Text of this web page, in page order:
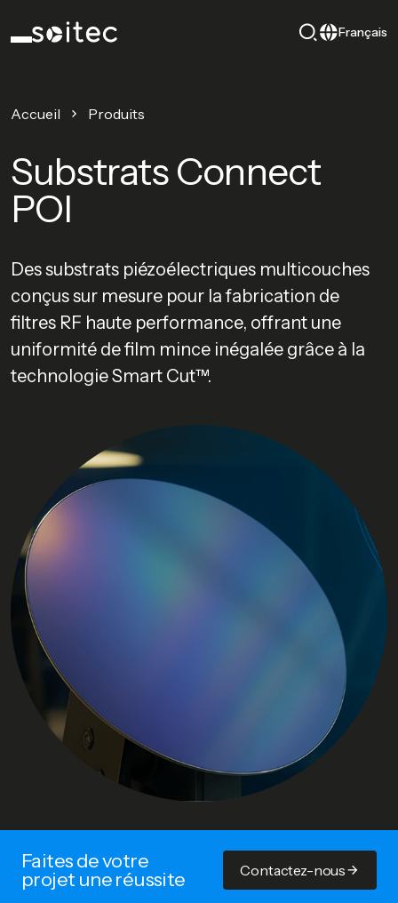
Français
Accueil Produits
Substrats Connect
POI
Des substrats piézoélectriques multicouches
conçus sur mesure pour la fabrication de
filtres RF haute performance, offrant une
uniformité de film mince inégalée grâce à la
technologie Smart Cut™.
Faites de votre
projet une réussite
Contactez-nous